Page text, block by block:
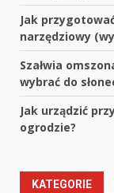
Jak
narzędziowy
Szałwia
wybrać do
Jak urządzić
ogrodzie?
KATEGORIE